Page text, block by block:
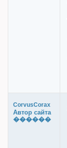
CorvusCorax
Автор сайта
������